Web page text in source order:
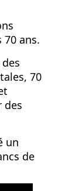
ans.
70
des
un
de